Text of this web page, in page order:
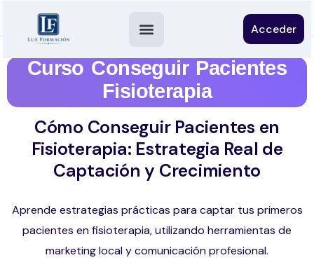
Acceder
Curso Conseguir Pacientes
Fisioterapia
Cómo Conseguir Pacientes en
Fisioterapia: Estrategia Real de
Captación y Crecimiento
Aprende estrategias prácticas para captar tus primeros
pacientes en fisioterapia, utilizando herramientas de
marketing local y comunicación profesional.